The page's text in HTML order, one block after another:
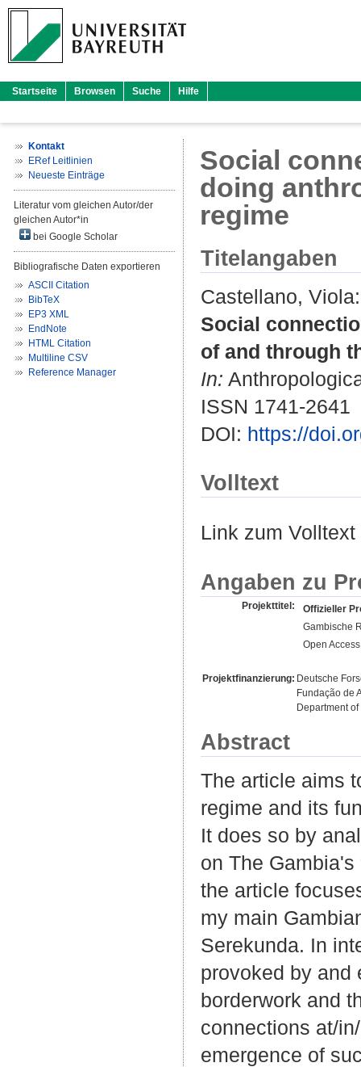
Startseite Browsen Suche Hilfe
Kontakt
ERef Leitlinien
Neueste Einträge
Literatur vom gleichen Autor/der
gleichen Autor*in
bei Google Scholar
Bibliografische Daten exportieren
ASCII Citation
BibTeX
EP3 XML
EndNote
HTML Citation
Multiline CSV
Reference Manager
Social
doing
regime
Titelangaben
Castellano, Viola:
Social
of and through
In:
ISSN 1741-2641
DOI: https://
Volltext
Link zum
Angaben zu
Projekttitel:
Offizieller
Gambische
Open
Projektfinanzierung: Deutsche
Fundação de
Department
Abstract
The article aims
regime and its
It does so by
on The Gambia's
the article
my main
Serekunda. In
provoked by and
borderwork and
connections at/
emergence of